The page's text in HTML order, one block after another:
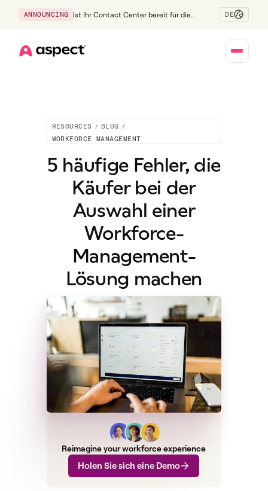
ANNOUNCING
Ist Ihr Contact Center bereit für die
DE
RESOURCES / BLOG /
WORKFORCE MANAGEMENT
5 häufige Fehler, die
Käufer bei der
Auswahl einer
Workforce-
Management-
Lösung machen
Reimagine your workforce experience
Holen Sie sich eine Demo